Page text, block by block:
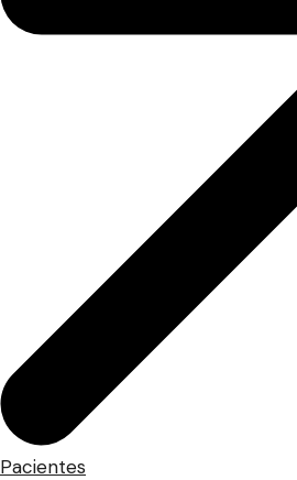
Pacientes